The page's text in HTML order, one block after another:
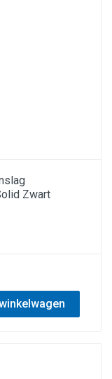
Zwart